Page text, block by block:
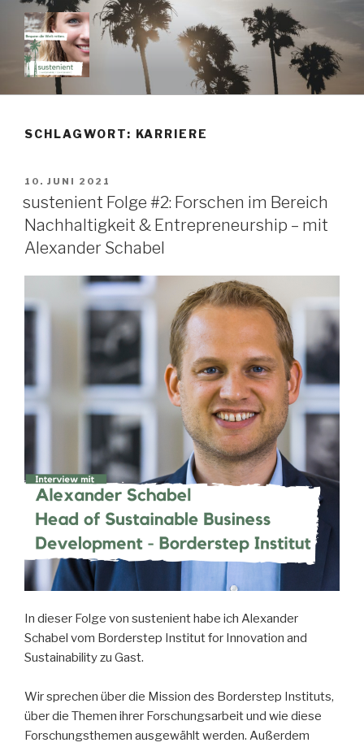
Inhalt
springen
SUSTENIENT
dein Podcast rund um Nachhaltigkeit & Selbstverwirklichung im Job
SCHLAGWORT: KARRIERE
VERÖFFENTLICHT
10. JUNI 2021
sustenient Folge #2: Forschen im Bereich
Nachhaltigkeit & Entrepreneurship – mit
Alexander Schabel
In dieser Folge von sustenient habe ich Alexander
Schabel vom Borderstep Institut for Innovation and
Sustainability zu Gast.
Wir sprechen über die Mission des Borderstep Instituts,
über die Themen ihrer Forschungsarbeit und wie diese
Forschungsthemen ausgewählt werden. Außerdem